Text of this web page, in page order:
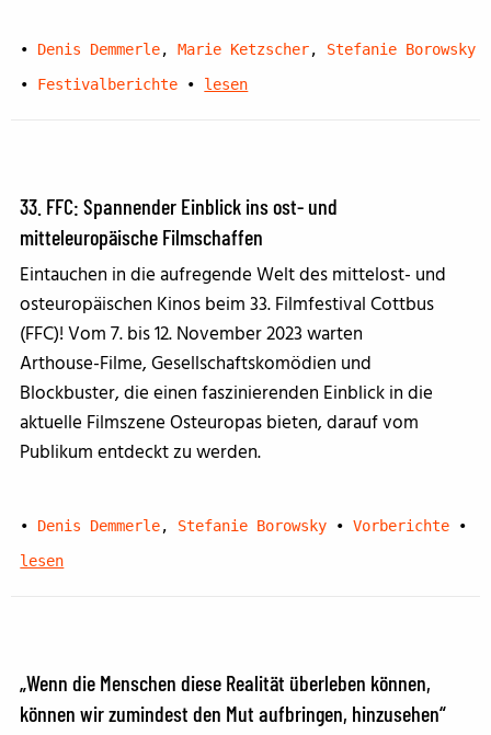
• Denis Demmerle,Marie Ketzscher, Stefanie Borowsky
•
Festivalberichte • lesen
33. FFC: Spannender Einblick ins ost- und
mitteleuropäische Filmschaffen
Eintauchen in die aufregende Welt des mittelost- und
osteuropäischen Kinos beim 33. Filmfestival Cottbus
(FFC)! Vom 7. bis 12. November 2023 warten
Arthouse-Filme, Gesellschaftskomödien und
Blockbuster, die einen faszinierenden Einblick in die
aktuelle Filmszene Osteuropas bieten, darauf vom
Publikum entdeckt zu werden.
• Denis Demmerle, Stefanie Borowsky • Vorberichte
•
lesen
„Wenn die Menschen diese Realität überleben können,
können wir zumindest den Mut aufbringen, hinzusehen“